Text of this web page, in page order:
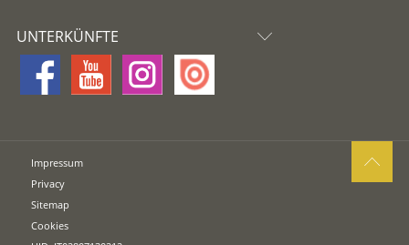
UNTERKÜNFTE
Impressum
Privacy
Sitemap
Cookies